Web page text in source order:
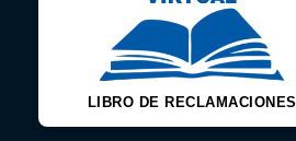
LIBRO DE RECLAMACIONES